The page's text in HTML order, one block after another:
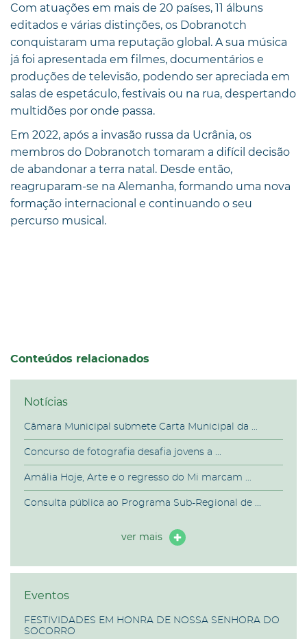
Com atuações em mais de 20 países, 11 álbuns
editados e várias distinções, os Dobranotch
conquistaram uma reputação global. A sua música
já foi apresentada em filmes, documentários e
produções de televisão, podendo ser apreciada em
salas de espetáculo, festivais ou na rua, despertando
multidões por onde passa.
Em 2022, após a invasão russa da Ucrânia, os
membros do Dobranotch tomaram a difícil decisão
de abandonar a terra natal. Desde então,
reagruparam-se na Alemanha, formando uma nova
formação internacional e continuando o seu
percurso musical.
Conteúdos relacionados
Notícias
Câmara Municipal submete Carta Municipal da ...
Concurso de fotografia desafia jovens a ...
Amália Hoje, Arte e o regresso do Mi marcam ...
Consulta pública ao Programa Sub-Regional de ...
ver mais
Eventos
FESTIVIDADES EM HONRA DE NOSSA SENHORA DO
SOCORRO